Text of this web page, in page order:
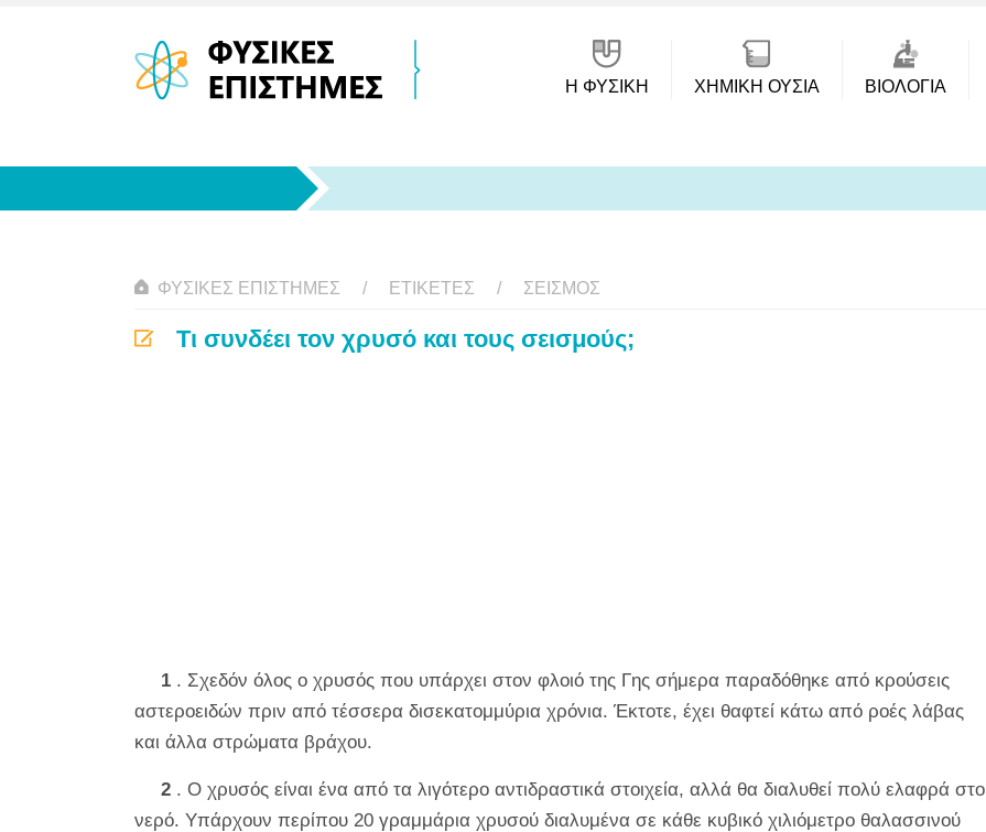
Η ΦΥΣΙΚΗ ΧΗΜΙΚΉ ΟΥΣΊΑ ΒΙΟΛΟΓΊΑ
ΦΥΣΙΚΈΣ ΕΠΙΣΤΉΜΕΣ ΕΤΙΚΈΤΕΣ ΣΕΙΣΜΌΣ
Τι συνδέει τον χρυσό και τους σεισμούς;
1 . Σχεδόν όλος ο χρυσός που υπάρχει στον φλοιό της Γης σήμερα παραδόθηκε από κρούσεις
αστεροειδών πριν από τέσσερα δισεκατομμύρια χρόνια. Έκτοτε, έχει θαφτεί κάτω από ροές λάβας
και άλλα στρώματα βράχου.
2 . Ο χρυσός είναι ένα από τα λιγότερο αντιδραστικά στοιχεία, αλλά θα διαλυθεί πολύ ελαφρά στο
νερό. Υπάρχουν περίπου 20 γραμμάρια χρυσού διαλυμένα σε κάθε κυβικό χιλιόμετρο θαλασσινού